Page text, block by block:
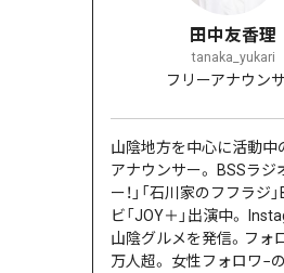
田中友香理
tanaka_yukari
フリーアナウン
山陰地方を中心に活動中
アナウンサー。 BSSラジ
ー！」「石川家のフフラジ
ビ「JOY＋」出演中。
山陰グルメを発信。フォ
万人超。 女性フォロワ−